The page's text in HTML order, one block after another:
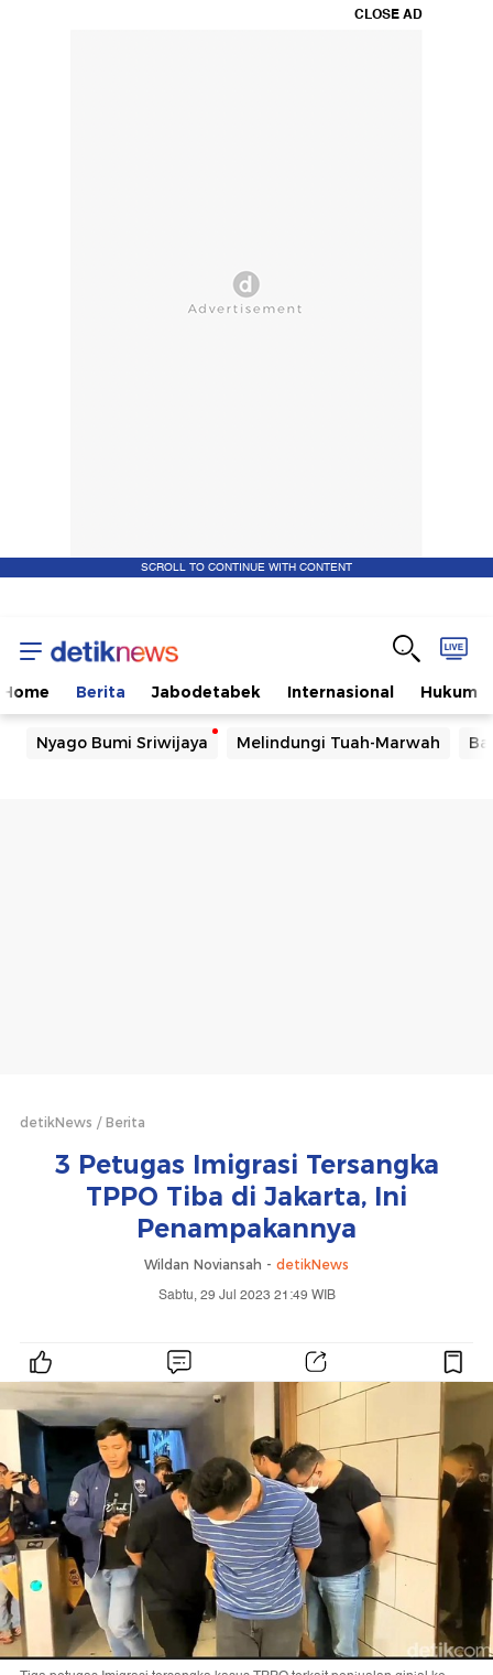
CLOSE AD
SCROLL TO CONTINUE WITH CONTENT
Home Berita Jabodetabek Internasional Hukum
Nyago Bumi Sriwijaya Melindungi Tuah-Marwah
detikNews Berita
3 Petugas Imigrasi Tersangka
TPPO Tiba di Jakarta, Ini
Penampakannya
Wildan Noviansah - detikNews
Sabtu, 29 Jul 2023 21:49 WIB